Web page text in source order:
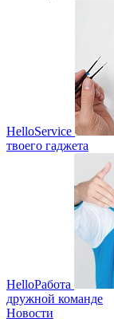
HelloService
твоего гаджета
HelloРабота
дружной команде
Новости